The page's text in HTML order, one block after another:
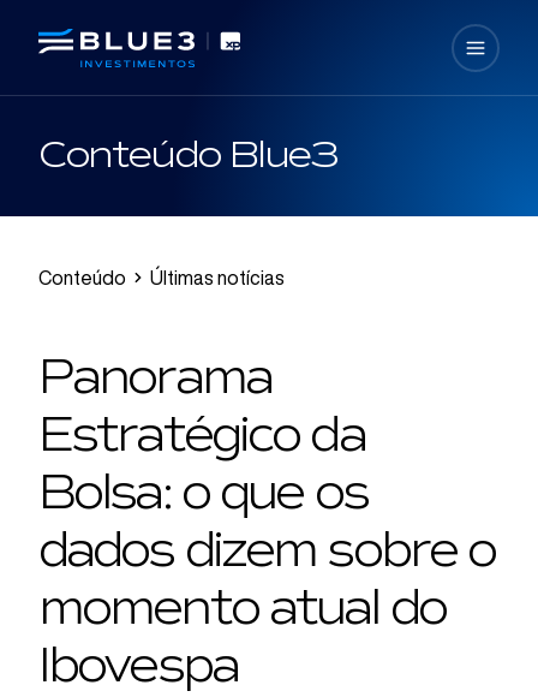
Conteúdo Blue3
Conteúdo Últimas notícias
Panorama
Estratégico da
Bolsa: o que os
dados dizem sobre o
momento atual do
Ibovespa